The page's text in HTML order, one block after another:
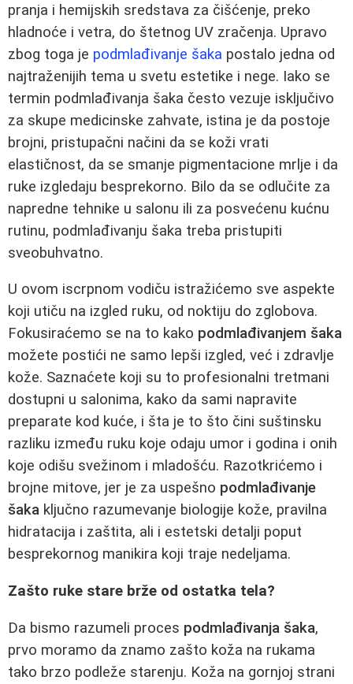
pranja i hemijskih sredstava za čišćenje, preko
hladnoće i vetra, do štetnog UV zračenja. Upravo
zbog toga je podmlađivanje šaka postalo jedna od
najtraženijih tema u svetu estetike i nege. Iako se
termin podmlađivanja šaka često vezuje isključivo
za skupe medicinske zahvate, istina je da postoje
brojni, pristupačni načini da se koži vrati
elastičnost, da se smanje pigmentacione mrlje i da
ruke izgledaju besprekorno. Bilo da se odlučite za
napredne tehnike u salonu ili za posvećenu kućnu
rutinu, podmlađivanju šaka treba pristupiti
sveobuhvatno.
U ovom iscrpnom vodiču istražićemo sve aspekte
koji utiču na izgled ruku, od noktiju do zglobova.
Fokusiraćemo se na to kako podmlađivanjem šaka
možete postići ne samo lepši izgled, već i zdravlje
kože. Saznaćete koji su to profesionalni tretmani
dostupni u salonima, kako da sami napravite
preparate kod kuće, i šta je to što čini suštinsku
razliku između ruku koje odaju umor i godina i onih
koje odišu svežinom i mladošću. Razotkrićemo i
brojne mitove, jer je za uspešno podmlađivanje
šaka ključno razumevanje biologije kože, pravilna
hidratacija i zaštita, ali i estetski detalji poput
besprekornog manikira koji traje nedeljama.
Zašto ruke stare brže od ostatka tela?
Da bismo razumeli proces podmlađivanja šaka,
prvo moramo da znamo zašto koža na rukama
tako brzo podleže starenju. Koža na gornjoj strani